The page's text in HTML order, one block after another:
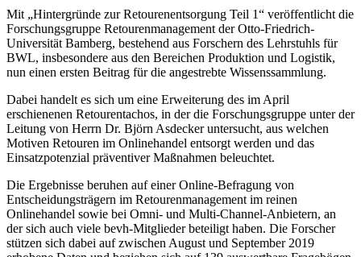
Mit „Hintergründe zur Retourenentsorgung Teil 1“ veröffentlicht die
Forschungsgruppe Retourenmanagement der Otto-Friedrich-
Universität Bamberg, bestehend aus Forschern des Lehrstuhls für
BWL, insbesondere aus den Bereichen Produktion und Logistik,
nun einen ersten Beitrag für die angestrebte Wissenssammlung.
Dabei handelt es sich um eine Erweiterung des im April
erschienenen Retourentachos, in der die Forschungsgruppe unter der
Leitung von Herrn Dr. Björn Asdecker untersucht, aus welchen
Motiven Retouren im Onlinehandel entsorgt werden und das
Einsatzpotenzial präventiver Maßnahmen beleuchtet.
Die Ergebnisse beruhen auf einer Online-Befragung von
Entscheidungsträgern im Retourenmanagement im reinen
Onlinehandel sowie bei Omni- und Multi-Channel-Anbietern, an
der sich auch viele bevh-Mitglieder beteiligt haben. Die Forscher
stützen sich dabei auf zwischen August und September 2019